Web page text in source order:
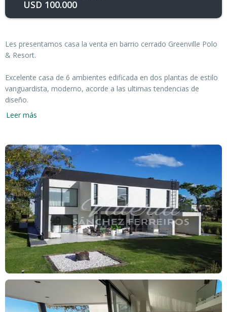
USD 100.000
Les presentamos casa la venta en barrio cerrado Greenville Polo
& Resort.
Excelente casa de 6 ambientes edificada en dos plantas de estilo
vanguardista, moderno, acorde a las ultimas tendencias de
diseño.
- En planta baja:
* Hall de ingreso.
* Living en doble altura.
* Living-comedor. (muy grande en doble altura).
* Cocina completa, (integrada con isla).
* Área de servicio con lavadero.
* Cuarto de huéspedes, (con baño completo y toilette).
- En el exterior:
* Cocheras para tres vehículos techada.
* Galería completa, (con parrilla y amplia isla con bacha).
* Amplio jardín parquizado, (con toilette de exterior y Piscina).
- En planta alta:
Leer más